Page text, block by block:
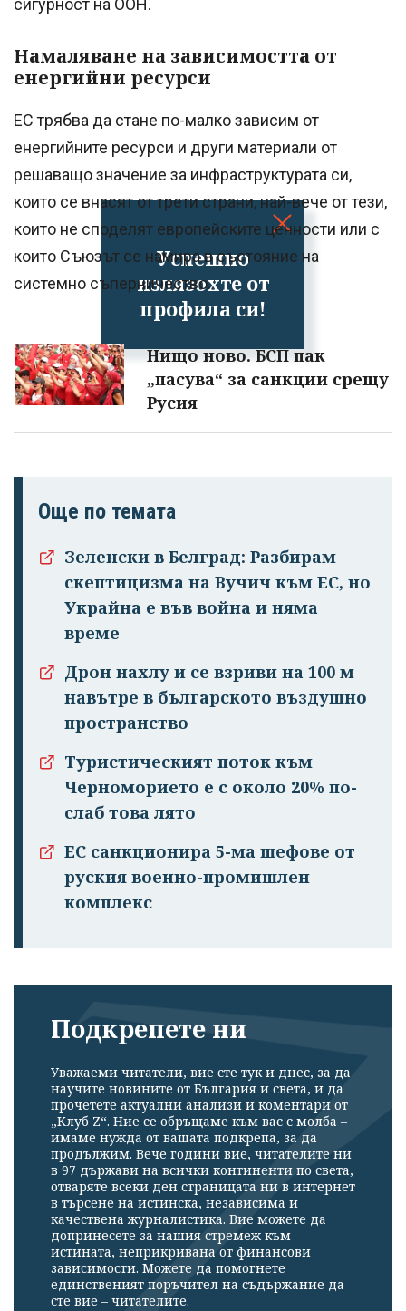
Успешно
излязохте от
профила си!
сигурност на ООН.
Намаляване на зависимостта от
енергийни ресурси
ЕС трябва да стане по-малко зависим от
енергийните ресурси и други материали от
решаващо значение за инфраструктурата си,
които се внасят от трети страни, най-вече от тези,
които не споделят европейските ценности или с
които Съюзът се намира в състояние на
системно съперничество.
Нищо ново. БСП пак
„пасува“ за санкции срещу
Русия
Още по темата
Зеленски в Белград: Разбирам
скептицизма на Вучич към ЕС, но
Украйна е във война и няма
време
Дрон нахлу и се взриви на 100 м
навътре в българското въздушно
пространство
Туристическият поток към
Черноморието е с около 20% по-
слаб това лято
ЕС санкционира 5-ма шефове от
руския военно-промишлен
комплекс
Подкрепете ни
Уважаеми читатели, вие сте тук и днес, за да
научите новините от България и света, и да
прочетете актуални анализи и коментари от
„Клуб Z“. Ние се обръщаме към вас с молба –
имаме нужда от вашата подкрепа, за да
продължим. Вече години вие, читателите ни
в 97 държави на всички континенти по света,
отваряте всеки ден страницата ни в интернет
в търсене на истинска, независима и
качествена журналистика. Вие можете да
допринесете за нашия стремеж към
истината, неприкривана от финансови
зависимости. Можете да помогнете
единственият поръчител на съдържание да
сте вие – читателите.